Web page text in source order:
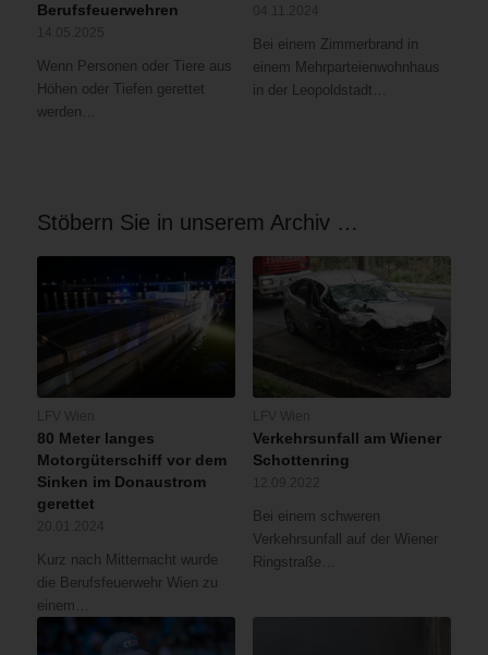
Berufsfeuerwehren
Wenn Personen oder Tiere aus
Höhen oder Tiefen gerettet
werden…
Bei einem Zimmerbrand in
einem Mehrparteienwohnhaus
in der Leopoldstadt…
Stöbern Sie in unserem Archiv …
80 Meter langes
Motorgüterschiff vor dem
Sinken im Donaustrom
gerettet
Kurz nach Mitternacht wurde
die Berufsfeuerwehr Wien zu
einem…
Verkehrsunfall am Wiener
Schottenring
Bei einem schweren
Verkehrsunfall auf der Wiener
Ringstraße…